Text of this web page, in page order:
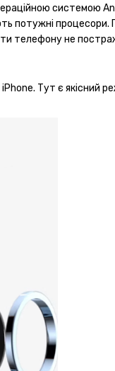
системою
потужні
телефону не
Тут є якісний